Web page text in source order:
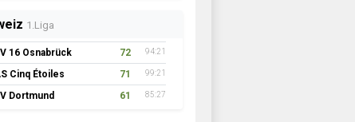
1.Liga
16 Osnabrück 72 94:21
Cinq Étoiles 71 99:21
Dortmund 61 85:27